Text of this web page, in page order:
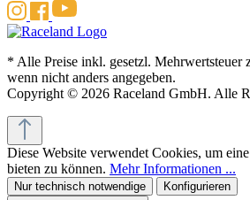
* Alle Preise inkl. gesetzl. Mehrwertsteuer
wenn nicht anders angegeben.
Copyright © 2026 Raceland GmbH. Alle
Diese Website verwendet Cookies, um
bieten zu können. Mehr Informationen ...
Nur technisch notwendige
Konfigurieren